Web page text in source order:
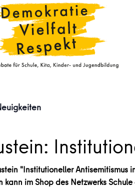
"Institutioneller Antisemitismus
kann im Shop des Netzwerks